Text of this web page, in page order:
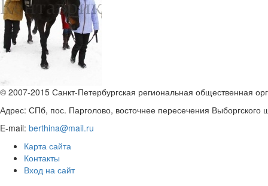
© 2007-2015 Санкт-Петербургская региональная общественная
Адрес: СПб, пос. Парголово, восточнее пересечения
E-mail: berthina@mail.ru
Карта сайта
Контакты
Вход на сайт